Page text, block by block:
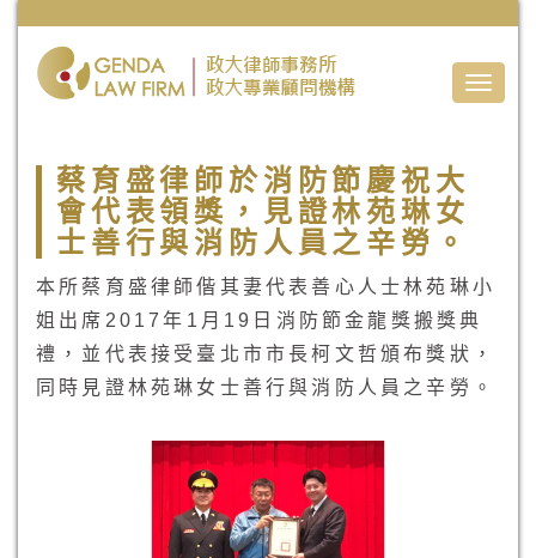
Toggle
蔡育盛律師於消防節慶祝大
會代表領獎，見證林苑琳女
士善行與消防人員之辛勞。
本所蔡育盛律師偕其妻代表善心人士林苑琳小
姐出席2017年1月19日消防節金龍獎搬獎典
禮，並代表接受臺北市市長柯文哲頒布獎狀，
同時見證林苑琳女士善行與消防人員之辛勞。